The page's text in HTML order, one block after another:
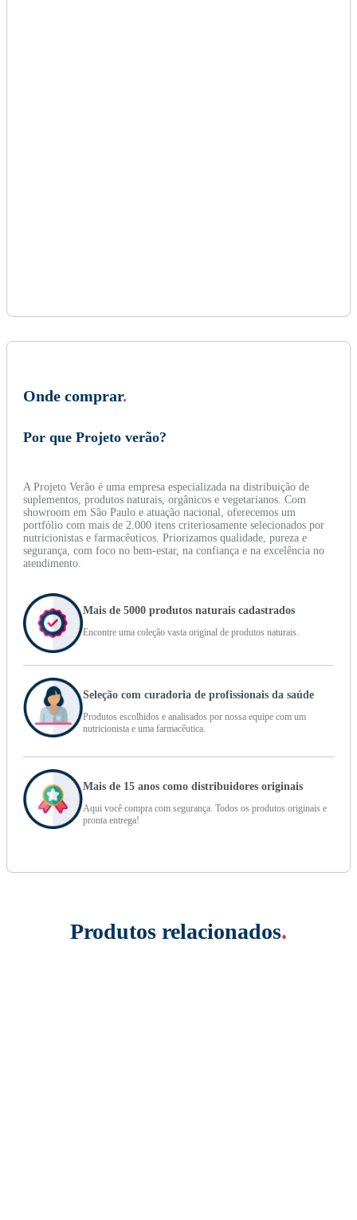
Onde comprar.
Por que Projeto verão?
A Projeto Verão é uma empresa especializada na distribuição de
suplementos, produtos naturais, orgânicos e vegetarianos. Com
showroom em São Paulo e atuação nacional, oferecemos um
portfólio com mais de 2.000 itens criteriosamente selecionados por
nutricionistas e farmacêuticos. Priorizamos qualidade, pureza e
segurança, com foco no bem-estar, na confiança e na excelência no
atendimento.
Mais de 5000 produtos naturais cadastrados
Encontre uma coleção vasta original de produtos naturais.
Seleção com curadoria de profissionais da saúde
Produtos escolhidos e analisados por nossa equipe com um
nutricionista e uma farmacêutica.
Mais de 15 anos como distribuidores originais
Aqui você compra com segurança. Todos os produtos originais e
pronta entrega!
Produtos relacionados.